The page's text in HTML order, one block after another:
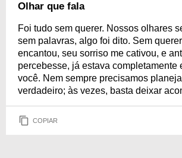
caminhos terem se cruzado, compartilhe estas
Olhar que fala
Foi tudo sem querer. Nossos olhares
sem palavras, algo foi dito. Sem
encantou, seu sorriso me cativou, e
percebesse, já estava completamente
você. Nem sempre precisamos
verdadeiro; às vezes, basta deixar
COPIAR